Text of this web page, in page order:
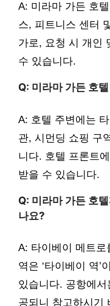
A: 미라마 가든 호
스, 피트니스 센터
가로, 요청 시 개인
수 있습니다.
Q: 미라마 가든 호
A: 호텔 주변에는
관, 시먼딩 쇼핑 구
니다. 호텔 프론트
받을 수 있습니다.
Q: 미라마 가든 호
나요?
A: 타이베이 메트
역은 ‘타이베이 역’
있습니다. 공항에서
공되니 참고하시기